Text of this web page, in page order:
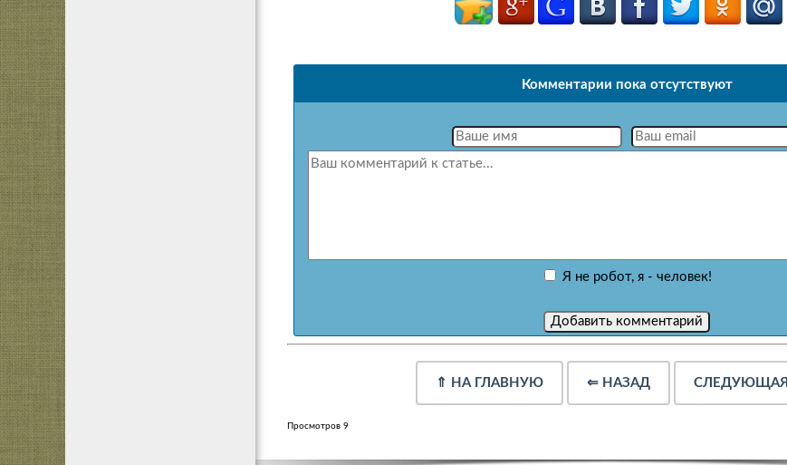
Комментарии пока отсутствуют
Я не робот, я - человек!
⇑ НА ГЛАВНУЮ ⇐ НАЗАД СЛЕДУЮЩАЯ
Просмотров 9